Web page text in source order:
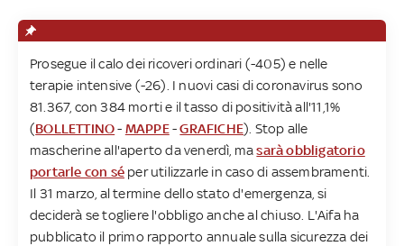
Prosegue il calo dei ricoveri ordinari (-405) e nelle
terapie intensive (-26). I nuovi casi di coronavirus sono
81.367, con 384 morti e il tasso di positività all'11,1%
(BOLLETTINO- MAPPE-GRAFICHE). Stop alle
mascherine all'aperto da venerdì, masarà obbligatorio
portarle con sé per utilizzarle in caso di assembramenti.
Il 31 marzo, al termine dello stato d'emergenza, si
deciderà se togliere l'obbligo anche al chiuso. L'Aifa ha
pubblicato il primo rapporto annuale sulla sicurezza dei